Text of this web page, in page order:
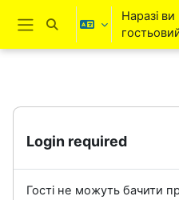
Перейти до головного вмісту
Бокова панель
Переключити
Наразі
Login required
Гості не можуть бачити